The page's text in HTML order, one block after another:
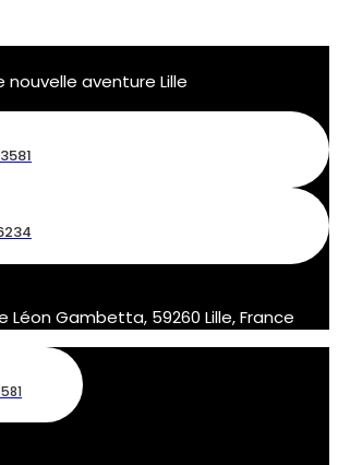
nouvelle aventure Lille
Léon Gambetta, 59260 Lille, France